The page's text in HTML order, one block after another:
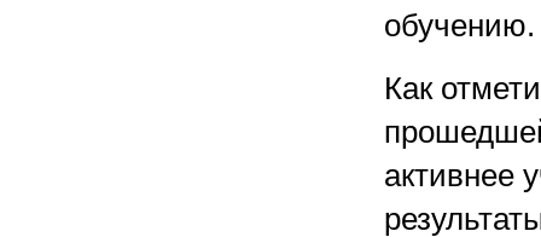
обучению.
Как
активнее